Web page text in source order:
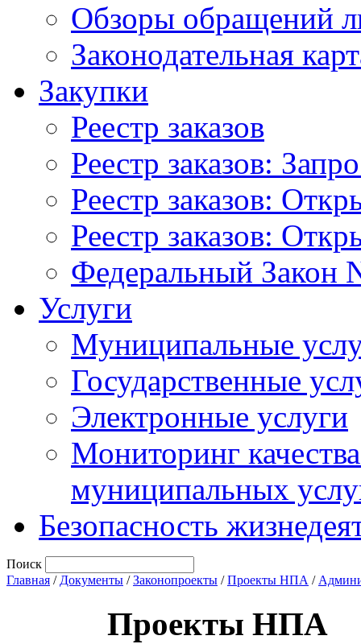
Обзоры обращений
Законодательная
Закупки
Реестр заказов
Реестр заказов:
Реестр заказов:
Реестр заказов:
Федеральный Закон
Услуги
Муниципальные
Государственные
Электронные услуги
Мониторинг
муниципальных
Безопасность
Поиск
Главная / Документы /Законопроекты /Проекты НПА /
Проекты НПА